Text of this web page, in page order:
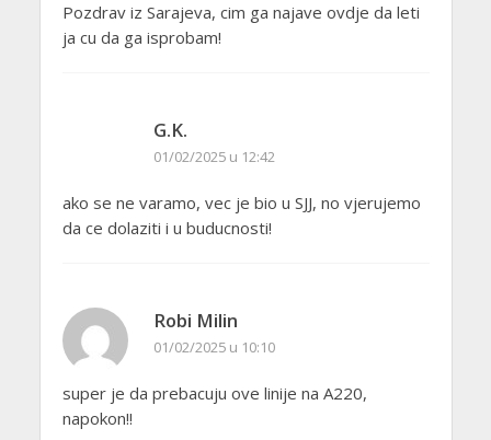
Pozdrav iz Sarajeva, cim ga najave ovdje da leti
ja cu da ga isprobam!
G.K.
01/02/2025 u 12:42
ako se ne varamo, vec je bio u SJJ, no vjerujemo
da ce dolaziti i u buducnosti!
Robi Milin
01/02/2025 u 10:10
super je da prebacuju ove linije na A220,
napokon!!